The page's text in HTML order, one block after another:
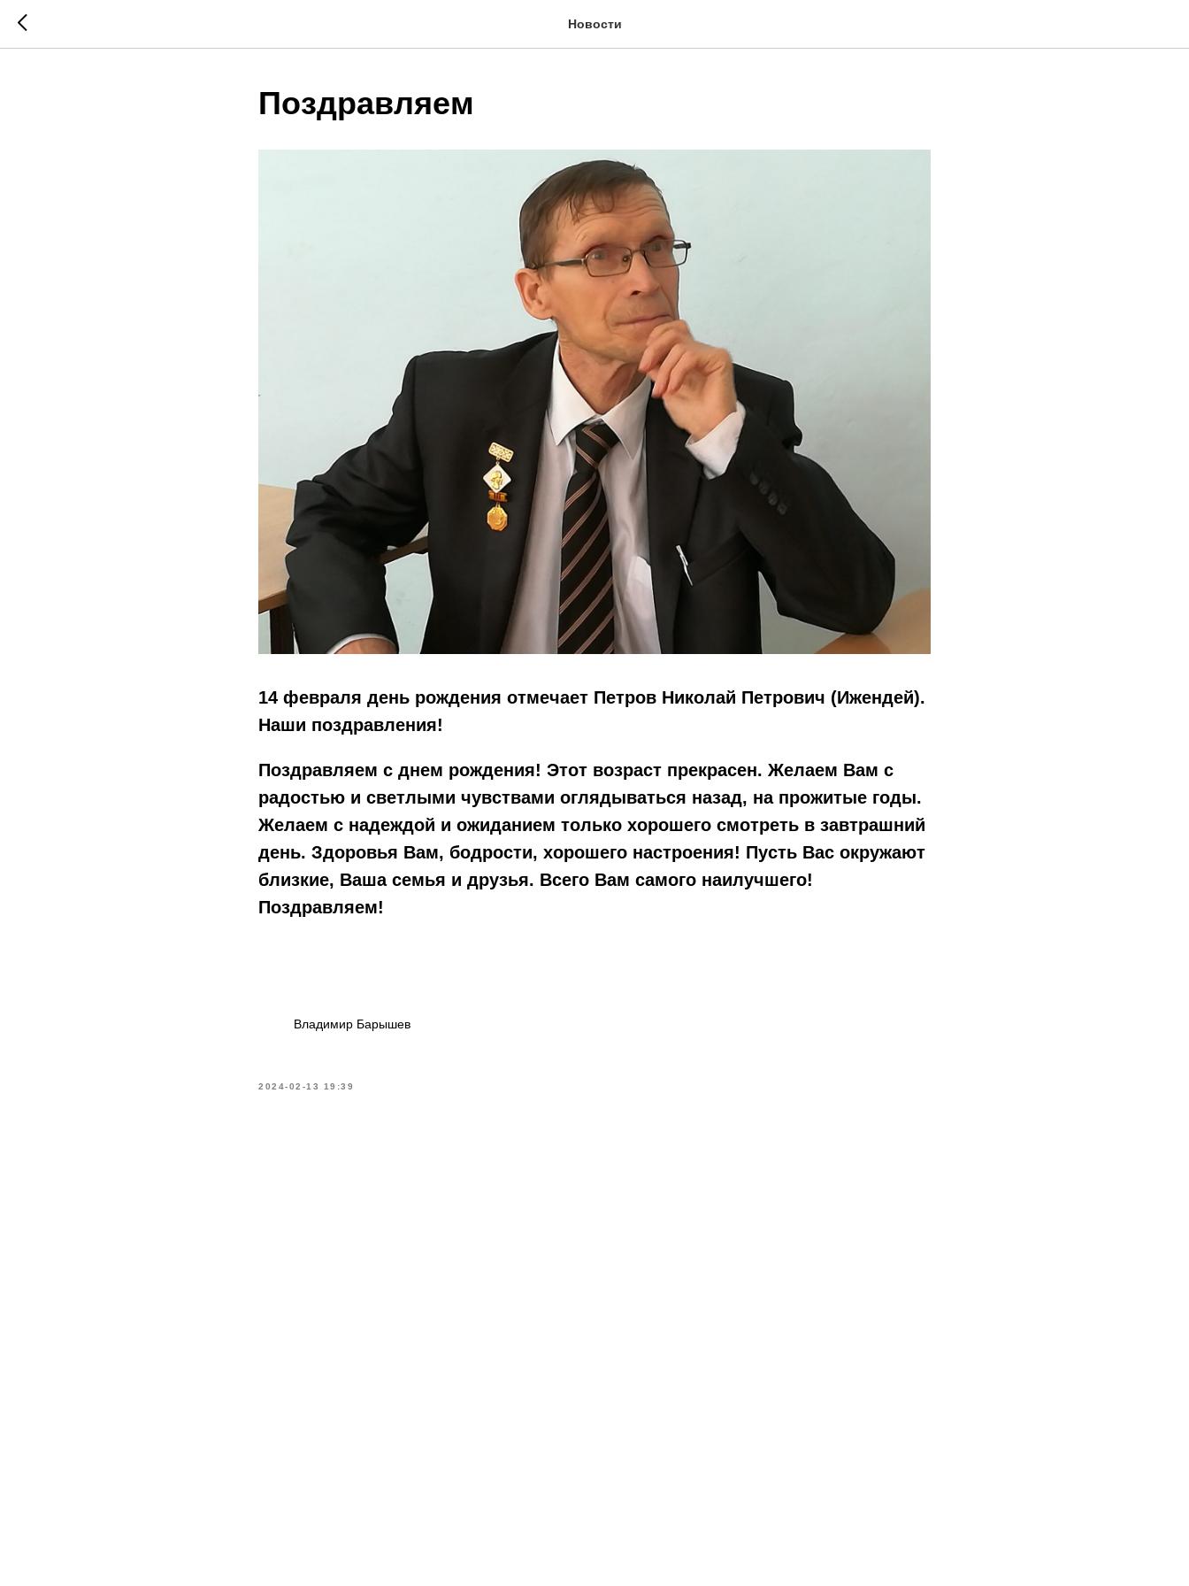
Новости
Поздравляем
14 февраля день рождения отмечает Петров Николай Петрович (Ижендей).
Наши поздравления!
Поздравляем с днем рождения! Этот возраст прекрасен. Желаем Вам с
радостью и светлыми чувствами оглядываться назад, на прожитые годы.
Желаем с надеждой и ожиданием только хорошего смотреть в завтрашний
день. Здоровья Вам, бодрости, хорошего настроения! Пусть Вас окружают
близкие, Ваша семья и друзья. Всего Вам самого наилучшего!
Поздравляем!
Владимир Барышев
2024-02-13 19:39